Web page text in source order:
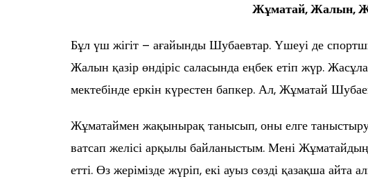
Жұматай, Жалын,
Бұл үш жігіт – ағайынды Шубаевтар. Үшеуі де
Жалын қазір өндіріс саласында еңбек етіп жүр.
мектебінде еркін күрестен бапкер. Ал, Жұматай
Жұматаймен жақынырақ танысып, оны елге
ватсап желісі арқылы байланыстым. Мені Жұматайдың
етті. Өз жерімізде жүріп, екі ауыз сөзді қазақша